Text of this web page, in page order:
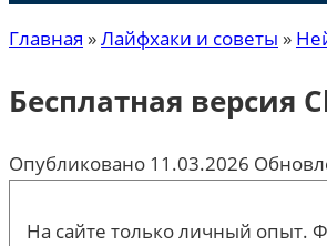
Главная »Лайфхаки и советы »
Бесплатная версия
Опубликовано 11.03.2026
На сайте только личный опыт.